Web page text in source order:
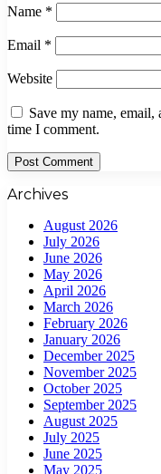
Name *
Email *
Website
Save my name,
time I comment.
Archives
August 2026
July 2026
June 2026
May 2026
April 2026
March 2026
February 2026
January 2026
December 2025
November 2025
October 2025
September 2025
August 2025
July 2025
June 2025
May 2025